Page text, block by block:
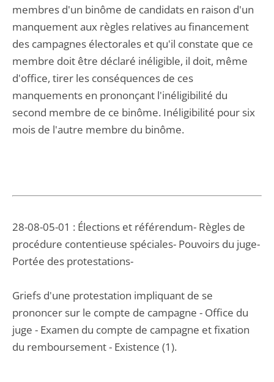
membres d'un binôme de candidats en raison d'un
manquement aux règles relatives au financement
des campagnes électorales et qu'il constate que ce
membre doit être déclaré inéligible, il doit, même
d'office, tirer les conséquences de ces
manquements en prononçant l'inéligibilité du
second membre de ce binôme. Inéligibilité pour six
mois de l'autre membre du binôme.
28-08-05-01 : Élections et référendum- Règles de
procédure contentieuse spéciales- Pouvoirs du juge-
Portée des protestations-
Griefs d'une protestation impliquant de se
prononcer sur le compte de campagne - Office du
juge - Examen du compte de campagne et fixation
du remboursement - Existence (1).